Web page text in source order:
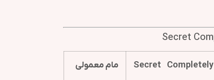
مام ژله ای سکرت Secret Completely
مام معمولی